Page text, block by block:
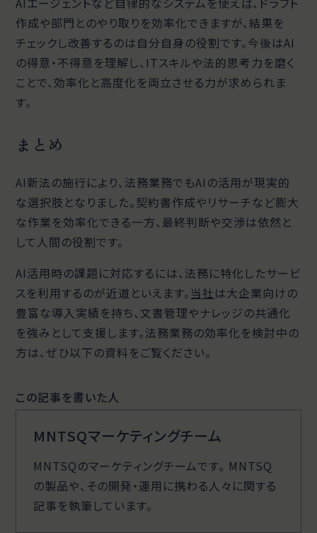
作成や部門とのやり取りを効率化できますが、結果を
チェックし改善するのは自分自身の役割です。今後はAI
の得意・不得意を理解し、ITスキルや法的思考力を磨く
ことで、効率化と高度化を両立させる力が求められま
す。
まとめ
AI新法の施行により、法務業務でもAIの活用が現実的
な選択肢となりました。契約書作成やリサーチなど膨大
な作業を効率化できる一方、最終判断や交渉は依然と
して人間の役割です。
AI活用時の課題に対応するには、法務に特化したサービ
スを利用するのが近道といえます。 当社は大企業向けの
豊富な導入実績を持ち、文書管理やナレッジの共通化
を強みとして支援します。法務業務の効率化を検討中の
方は、ぜひ以下の資料をご覧ください。
この記事を書いた人
MNTSQマーケティングチーム
MNTSQのマーケティングチームです。 MNTSQ
の製品や、その開発・運用に携わる人々に関する
記事を執筆しています。